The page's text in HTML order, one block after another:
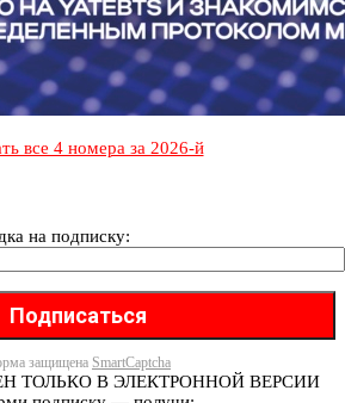
все 4 номера за 2026-й
на подписку:
защищена SmartCaptcha
ТОЛЬКО В ЭЛЕКТРОННОЙ ВЕРСИИ